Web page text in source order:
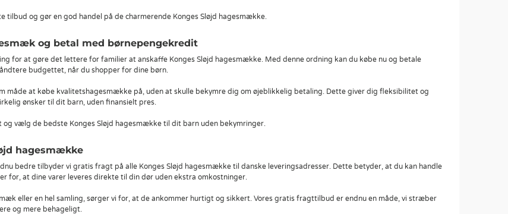
tilbud og gør en god handel på de charmerende Konges Sløjd hagesmække.
og betal med børnepengekredit
for at gøre det lettere for familier at anskaffe Konges Sløjd hagesmække. Med denne ordning kan du købe nu og betale
budgettet, når du shopper for dine børn.
måde at købe kvalitetshagesmække på, uden at skulle bekymre dig om øjeblikkelig betaling. Dette giver dig fleksibilitet og
ønsker til dit barn, uden finansielt pres.
vælg de bedste Konges Sløjd hagesmække til dit barn uden bekymringer.
hagesmække
bedre tilbyder vi gratis fragt på alle Konges Sløjd hagesmække til danske leveringsadresser. Dette betyder, at du kan handle
for, at dine varer leveres direkte til din dør uden ekstra omkostninger.
eller en hel samling, sørger vi for, at de ankommer hurtigt og sikkert. Vores gratis fragttilbud er endnu en måde, vi stræber
og mere behageligt.